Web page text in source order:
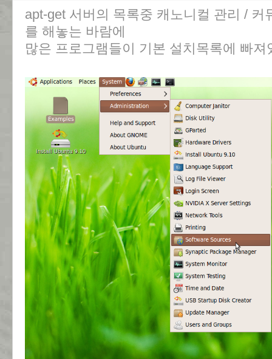
apt-get 서버의 목록중 캐노니컬 관리 /
를 해놓는 바람에
많은 프로그램들이 기본 설치목록에 빠져